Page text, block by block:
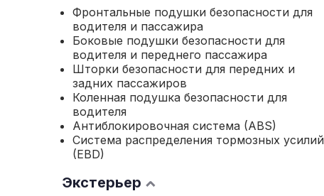
Фронтальные подушки безопасности для
водителя и пассажира
Боковые подушки безопасности для
водителя и переднего пассажира
Шторки безопасности для передних и
задних пассажиров
Коленная подушка безопасности для
водителя
Антиблокировочная система (ABS)
Система распределения тормозных усилий
(EBD)
Экстерьер